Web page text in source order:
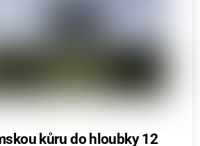
kůru do hloubky 12